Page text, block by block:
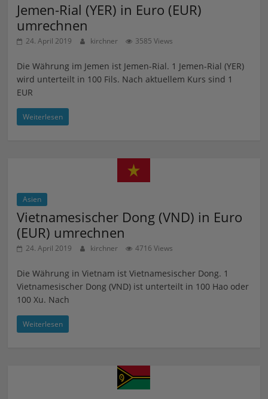
Jemen-Rial (YER) in Euro (EUR)
umrechnen
24. April 2019 kirchner 3585 Views
Die Währung im Jemen ist Jemen-Rial. 1 Jemen-Rial (YER)
wird unterteilt in 100 Fils. Nach aktuellem Kurs sind 1
EUR
Weiterlesen
Asien
Vietnamesischer Dong (VND) in Euro
(EUR) umrechnen
24. April 2019 kirchner 4716 Views
Die Währung in Vietnam ist Vietnamesischer Dong. 1
Vietnamesischer Dong (VND) ist unterteilt in 100 Hao oder
100 Xu. Nach
Weiterlesen